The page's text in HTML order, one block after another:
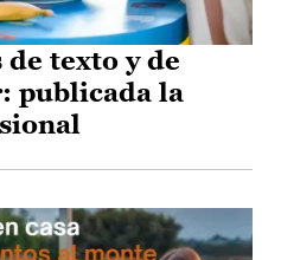
texto y de
publicada la